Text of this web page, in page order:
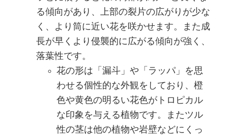
る傾向があり、上部の裂片の広がりが少な
く、より筒に近い花を咲かせます。また成
長が早くより侵襲的に広がる傾向が強く、
落葉性です。
花の形は「漏斗」や「ラッパ」を思
わせる個性的な外観をしており、橙
色や黄色の明るい花色がトロピカル
な印象を与える植物です。またツル
性の茎は他の植物や岩壁などにくっ